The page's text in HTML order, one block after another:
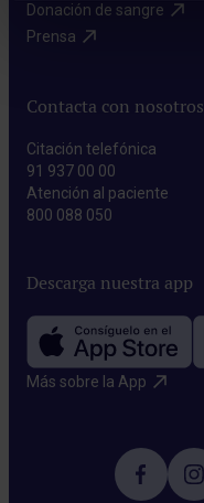
Donación de sangre​
Prensa​
Contacta con nosotros
Citación telefónica
91 937 00 00
Atención al paciente
800 088 050
Descarga nuestra app
Más sobre la App​